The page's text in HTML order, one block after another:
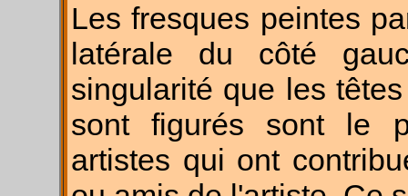
Les fresques peintes
latérale du côté
singularité que les
sont figurés sont le
artistes qui ont